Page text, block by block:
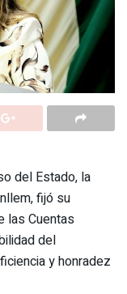
del Estado, la
fijó su
las Cuentas
del
y honradez